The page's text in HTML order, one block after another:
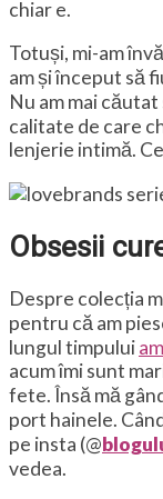
chiar e.
Totuși, mi-am
am și început să
Nu am mai
calitate de care
lenjerie intimă.
Obsesii
Despre colecția
pentru că am
lungul timpului
acum îmi sunt
fete. Însă mă
port hainele.
pe insta (@
vedea.